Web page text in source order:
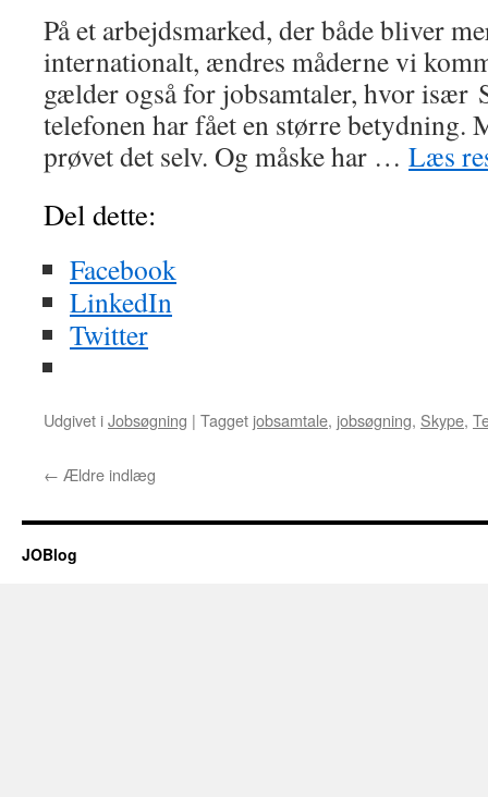
På et arbejdsmarked, der både bliver
internationalt, ændres måderne vi
gælder også for jobsamtaler, hvor især
telefonen har fået en større betydning.
prøvet det selv. Og måske har … Læs
Del dette:
Facebook
LinkedIn
Twitter
Udgivet iJobsøgning | Tagget jobsamtale, jobsøgning, Skype,
← Ældre indlæg
JOBlog